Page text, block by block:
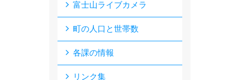
富士山ライブカメラ
町の人口と世帯数
各課の情報
リンク集